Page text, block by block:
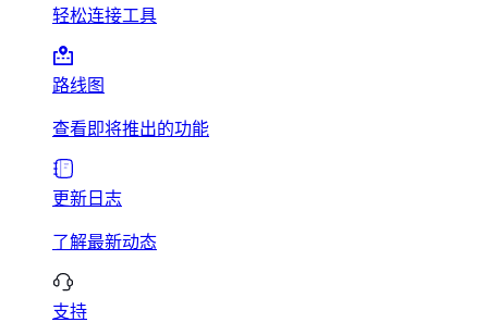
轻松连接工具
路线图
查看即将推出的功能
更新日志
了解最新动态
支持